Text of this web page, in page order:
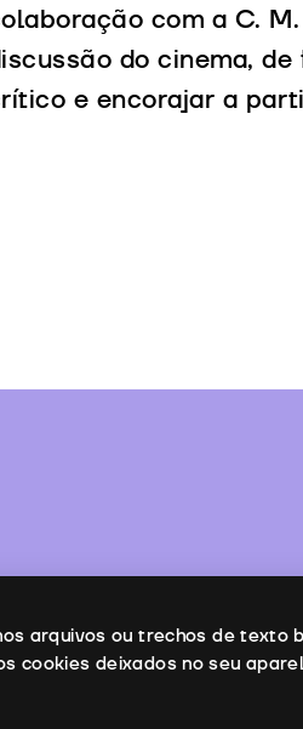
com a C.
do cinema,
e encorajar a
arquivos ou trechos de texto
cookies deixados no seu